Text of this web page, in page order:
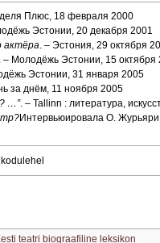
Плюс, 18 февраля 2000
Эстонии, 20 декабря 2001
актёра. – Эстония, 29 октября
. – Молодёжь Эстонии, 15 октября
Эстонии, 31 января 2005
за днём, 11 ноября 2005
…”. – Tallinn : литература,
Интервьюировала О.
teatri biograafiline leksikon